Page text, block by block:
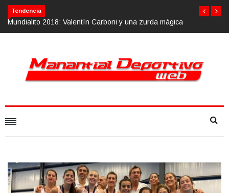
Tendencia
mágicaCalvario Race 2018, 10 de noviembre